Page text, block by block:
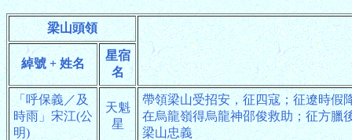
梁山頭領
綽號 + 姓名
星宿
名
「呼保義／及
時雨」宋江(公
明)
天魁
星
帶領梁山受招安，征四寇；征遼時假
在烏龍嶺得烏龍神邵俊救助；征方臘
梁山忠義